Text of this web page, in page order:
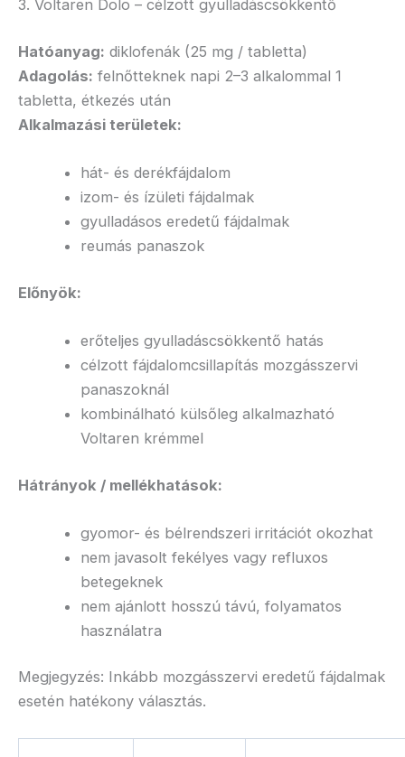
3. Voltaren Dolo – célzott gyulladáscsökkentő
Hatóanyag: diklofenák (25 mg / tabletta)
Adagolás: felnőtteknek napi 2–3 alkalommal 1
tabletta, étkezés után
Alkalmazási területek:
hát- és derékfájdalom
izom- és ízületi fájdalmak
gyulladásos eredetű fájdalmak
reumás panaszok
Előnyök:
erőteljes gyulladáscsökkentő hatás
célzott fájdalomcsillapítás mozgásszervi
panaszoknál
kombinálható külsőleg alkalmazható
Voltaren krémmel
Hátrányok / mellékhatások:
gyomor- és bélrendszeri irritációt okozhat
nem javasolt fekélyes vagy refluxos
betegeknek
nem ajánlott hosszú távú, folyamatos
használatra
Megjegyzés: Inkább mozgásszervi eredetű fájdalmak
esetén hatékony választás.